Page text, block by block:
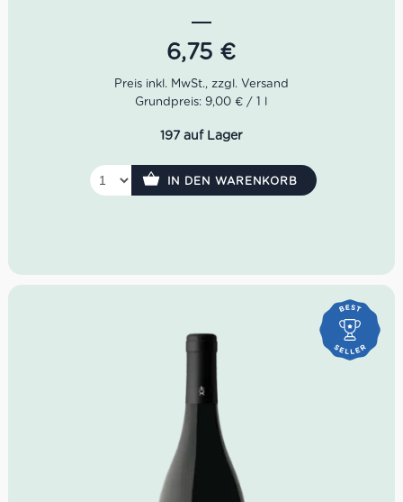
Melini ist heute mit 554 Hektar Rebfläche eines der
größten Weingüter der Toskana. Neben 80% Sangiovese
sind auch französische Sorten wie Cabernet Sauvignon
und Merlot in den Weingärten zu finden.
Geruch: Sauerkirsche, Pflaume, Veilchen
Geschmack: trocken, aromatisch, samtige Tannine
6,75 €
Grundpreis: 9,00 € / 1 l
197 auf Lager
IN DEN WARENKORB